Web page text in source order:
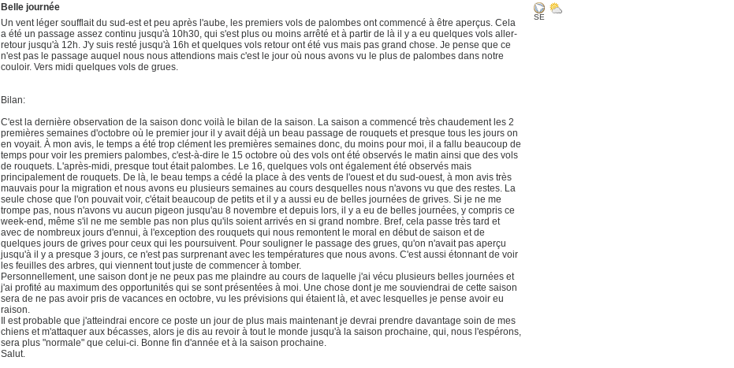
Belle journée
Un vent léger soufflait du sud-est et peu après l'aube, les premiers vols de palombes ont commencé à être aperçus. Cela
a été un passage assez continu jusqu'à 10h30, qui s'est plus ou moins arrêté et à partir de là il y a eu quelques vols aller-
retour jusqu'à 12h. J'y suis resté jusqu'à 16h et quelques vols retour ont été vus mais pas grand chose. Je pense que ce
n'est pas le passage auquel nous nous attendions mais c'est le jour où nous avons vu le plus de palombes dans notre
couloir. Vers midi quelques vols de grues.
Bilan:
C'est la dernière observation de la saison donc voilà le bilan de la saison. La saison a commencé très chaudement les 2
premières semaines d'octobre où le premier jour il y avait déjà un beau passage de rouquets et presque tous les jours on
en voyait. À mon avis, le temps a été trop clément les premières semaines donc, du moins pour moi, il a fallu beaucoup de
temps pour voir les premiers palombes, c'est-à-dire le 15 octobre où des vols ont été observés le matin ainsi que des vols
de rouquets. L'après-midi, presque tout était palombes. Le 16, quelques vols ont également été observés mais
principalement de rouquets. De là, le beau temps a cédé la place à des vents de l'ouest et du sud-ouest, à mon avis très
mauvais pour la migration et nous avons eu plusieurs semaines au cours desquelles nous n'avons vu que des restes. La
seule chose que l'on pouvait voir, c'était beaucoup de petits et il y a aussi eu de belles journées de grives. Si je ne me
trompe pas, nous n'avons vu aucun pigeon jusqu'au 8 novembre et depuis lors, il y a eu de belles journées, y compris ce
week-end, même s'il ne me semble pas non plus qu'ils soient arrivés en si grand nombre. Bref, cela passe très tard et
avec de nombreux jours d'ennui, à l'exception des rouquets qui nous remontent le moral en début de saison et de
quelques jours de grives pour ceux qui les poursuivent. Pour souligner le passage des grues, qu'on n'avait pas aperçu
jusqu'à il y a presque 3 jours, ce n'est pas surprenant avec les températures que nous avons. C'est aussi étonnant de voir
les feuilles des arbres, qui viennent tout juste de commencer à tomber.
Personnellement, une saison dont je ne peux pas me plaindre au cours de laquelle j'ai vécu plusieurs belles journées et
j'ai profité au maximum des opportunités qui se sont présentées à moi. Une chose dont je me souviendrai de cette saison
sera de ne pas avoir pris de vacances en octobre, vu les prévisions qui étaient là, et avec lesquelles je pense avoir eu
raison.
Il est probable que j'atteindrai encore ce poste un jour de plus mais maintenant je devrai prendre davantage soin de mes
chiens et m'attaquer aux bécasses, alors je dis au revoir à tout le monde jusqu'à la saison prochaine, qui, nous l'espérons,
sera plus "normale" que celui-ci. Bonne fin d'année et à la saison prochaine.
Salut.
SE